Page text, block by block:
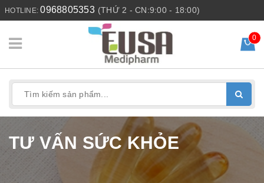
HOTLINE:0968805353 (THỨ 2 - CN:9:00 - 18:00)
0
TƯ VẤN SỨC KHỎE